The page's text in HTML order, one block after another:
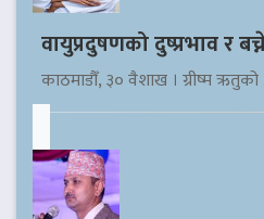
वायुप्रदुषणको दुष्प्रभाव र
काठमाडौँ, ३० वैशाख । ग्रीष्म